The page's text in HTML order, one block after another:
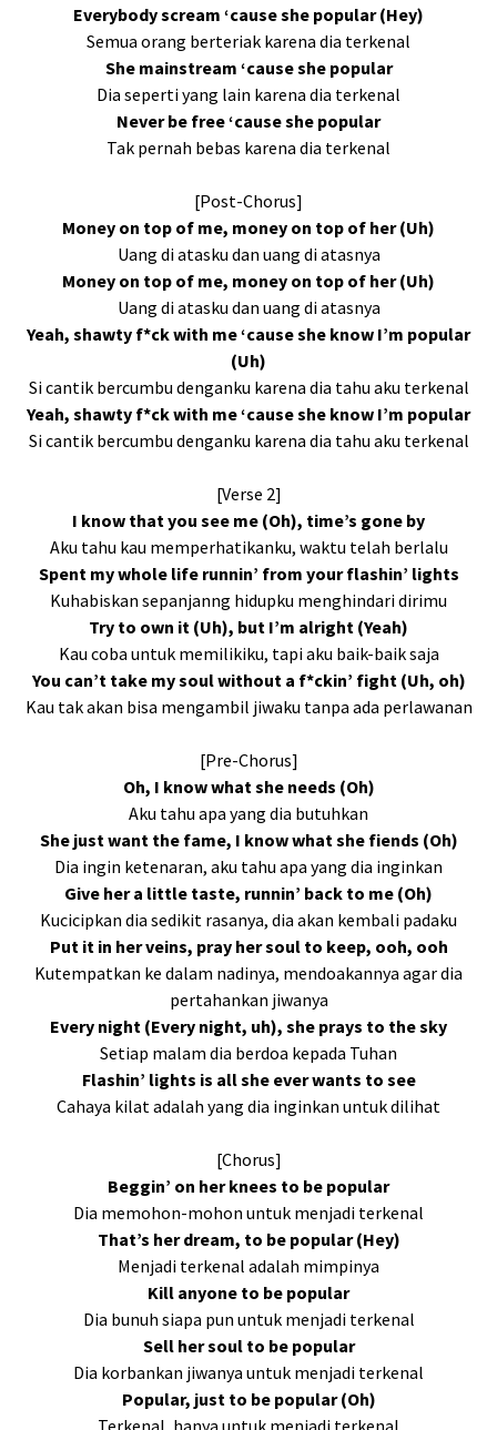
Everybody scream ‘cause she popular (Hey)
Semua orang berteriak karena dia terkenal
She mainstream ‘cause she popular
Dia seperti yang lain karena dia terkenal
Never be free ‘cause she popular
Tak pernah bebas karena dia terkenal
[Post-Chorus]
Money on top of me, money on top of her (Uh)
Uang di atasku dan uang di atasnya
Money on top of me, money on top of her (Uh)
Uang di atasku dan uang di atasnya
Yeah, shawty f*ck with me ‘cause she know I’m popular
(Uh)
Si cantik bercumbu denganku karena dia tahu aku terkenal
Yeah, shawty f*ck with me ‘cause she know I’m popular
Si cantik bercumbu denganku karena dia tahu aku terkenal
[Verse 2]
I know that you see me (Oh), time’s gone by
Aku tahu kau memperhatikanku, waktu telah berlalu
Spent my whole life runnin’ from your flashin’ lights
Kuhabiskan sepanjanng hidupku menghindari dirimu
Try to own it (Uh), but I’m alright (Yeah)
Kau coba untuk memilikiku, tapi aku baik-baik saja
You can’t take my soul without a f*ckin’ fight (Uh, oh)
Kau tak akan bisa mengambil jiwaku tanpa ada perlawanan
[Pre-Chorus]
Oh, I know what she needs (Oh)
Aku tahu apa yang dia butuhkan
She just want the fame, I know what she fiends (Oh)
Dia ingin ketenaran, aku tahu apa yang dia inginkan
Give her a little taste, runnin’ back to me (Oh)
Kucicipkan dia sedikit rasanya, dia akan kembali padaku
Put it in her veins, pray her soul to keep, ooh, ooh
Kutempatkan ke dalam nadinya, mendoakannya agar dia
pertahankan jiwanya
Every night (Every night, uh), she prays to the sky
Setiap malam dia berdoa kepada Tuhan
Flashin’ lights is all she ever wants to see
Cahaya kilat adalah yang dia inginkan untuk dilihat
[Chorus]
Beggin’ on her knees to be popular
Dia memohon-mohon untuk menjadi terkenal
That’s her dream, to be popular (Hey)
Menjadi terkenal adalah mimpinya
Kill anyone to be popular
Dia bunuh siapa pun untuk menjadi terkenal
Sell her soul to be popular
Dia korbankan jiwanya untuk menjadi terkenal
Popular, just to be popular (Oh)
Terkenal, hanya untuk menjadi terkenal